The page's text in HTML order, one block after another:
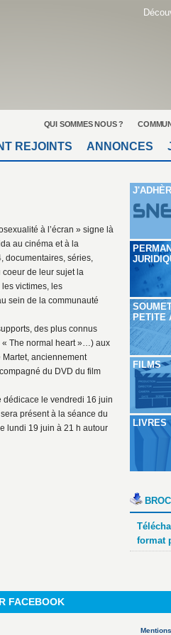
QUI SOMMES NOUS ?
REJOINTS ANNONCES
à l’écran » signe là
au cinéma et à la
documentaires, séries,
coeur de leur sujet la
victimes, les
sein de la communauté
des plus connus
« The normal heart »…) aux
anciennement
du DVD du film
dédicace le vendredi 16 juin
présent à la séance du
lundi 19 juin à 21 h autour
PETITE
FILMS
LIVRES
format
FACEBOOK